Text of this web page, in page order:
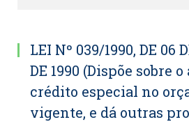
LEI Nº 039/1990, DE 06
DE 1990 (Dispõe sobre
crédito especial no
vigente, e dá outras